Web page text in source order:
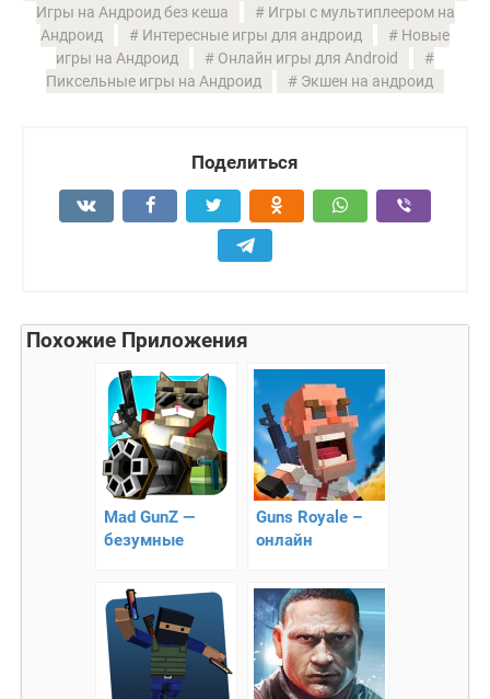
Игры на Андроид без кеша
Игры с мультиплеером на
Андроид
Интересные игры для андроид
Новые
игры на Андроид
Онлайн игры для Android
Пиксельные игры на Андроид
Экшен на андроид
Поделиться
Похожие Приложения
Mad GunZ —
безумные
онлайн
Guns Royale –
онлайн
острове